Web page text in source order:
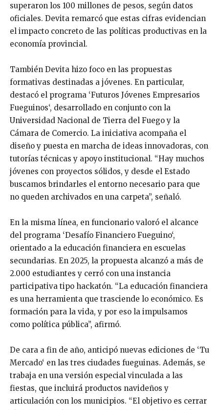
superaron los 100 millones de pesos, según datos
oficiales. Devita remarcó que estas cifras evidencian
el impacto concreto de las políticas productivas en la
economía provincial.
También Devita hizo foco en las propuestas
formativas destinadas a jóvenes. En particular,
destacó el programa ‘Futuros Jóvenes Empresarios
Fueguinos‘, desarrollado en conjunto con la
Universidad Nacional de Tierra del Fuego y la
Cámara de Comercio. La iniciativa acompaña el
diseño y puesta en marcha de ideas innovadoras, con
tutorías técnicas y apoyo institucional. “Hay muchos
jóvenes con proyectos sólidos, y desde el Estado
buscamos brindarles el entorno necesario para que
no queden archivados en una carpeta”, señaló.
En la misma línea, en funcionario valoró el alcance
del programa ‘Desafío Financiero Fueguino‘,
orientado a la educación financiera en escuelas
secundarias. En 2025, la propuesta alcanzó a más de
2.000 estudiantes y cerró con una instancia
participativa tipo hackatón. “La educación financiera
es una herramienta que trasciende lo económico. Es
formación para la vida, y por eso la impulsamos
como política pública”, afirmó.
De cara a fin de año, anticipó nuevas ediciones de ‘Tu
Mercado‘ en las tres ciudades fueguinas. Además, se
trabaja en una versión especial vinculada a las
fiestas, que incluirá productos navideños y
articulación con los municipios. “El objetivo es cerrar